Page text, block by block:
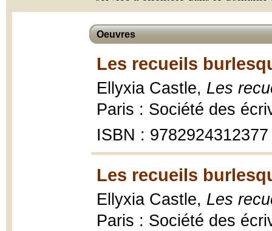
Oeuvres
Les recueils
Ellyxia Castle, Les
Paris : Société des
ISBN : 9782924312377
Les recueils
Ellyxia Castle, Les
Paris : Société des